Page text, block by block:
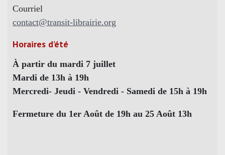
Courriel
contact@transit-librairie.org
Horaires d’été
À partir du mardi 7 juillet
Mardi de 13h à 19h
Mercredi- Jeudi - Vendredi - Samedi de 15h à 19h
Fermeture du 1er Août de 19h au 25 Août 13h